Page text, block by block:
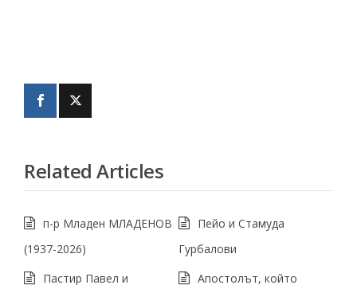
Related Articles
п-р Младен МЛАДЕНОВ
(1937-2026)
Пейо и Стамуда
Гурбалови
Пастир Павел и
Апостолът, който